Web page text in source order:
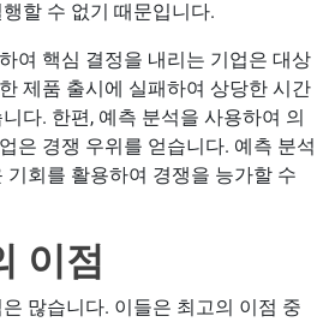
할 수 없기 때문입니다.
여 핵심 결정을 내리는 기업은 대상
제품 출시에 실패하여 상당한 시간
다. 한편, 예측 분석을 사용하여 의
은 경쟁 우위를 얻습니다. 예측 분석
기회를 활용하여 경쟁을 능가할 수
이점
많습니다. 이들은 최고의 이점 중